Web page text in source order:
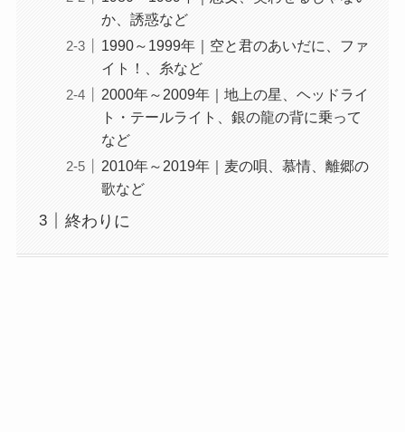
か、誘惑など
1990～1999年｜空と君のあいだに、ファ
イト！、糸など
2000年～2009年｜地上の星、ヘッドライ
ト・テールライト、銀の龍の背に乗って
など
2010年～2019年｜麦の唄、慕情、離郷の
歌など
終わりに